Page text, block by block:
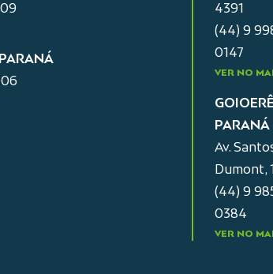
4391
(44) 9
0147
VER NO
PARANÁ
Av.
Dumont,
(44) 9
0384
VER NO